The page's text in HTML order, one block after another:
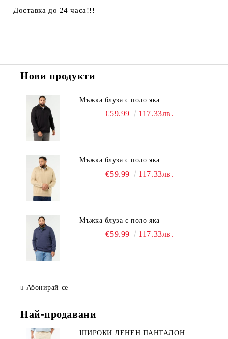
Доставка до 24 часа!!!
Нови продукти
Мъжка блуза с поло яка
€59.99 117.33лв.
Мъжка блуза с поло яка
€59.99 117.33лв.
Мъжка блуза с поло яка
€59.99 117.33лв.
Абонирай се
Най-продавани
ШИРОКИ ЛЕНЕН ПАНТАЛОН